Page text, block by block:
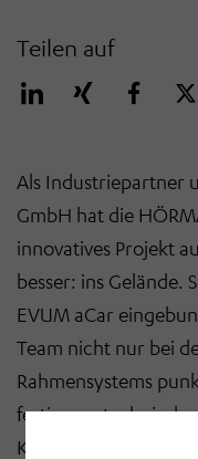
Teilen auf
Als Industriepartner
GmbH hat die
innovatives Projekt
besser: ins Gelände.
EVUM aCar
Team nicht nur bei
Rahmensystems
Kunde immer